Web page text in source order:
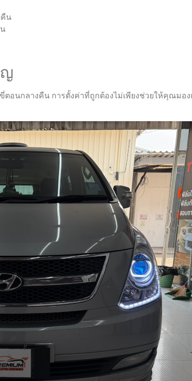
คืน
อนกลางคืน การตั้งค่าที่ถูกต้องไม่เพียงช่วยให้คุณมอง